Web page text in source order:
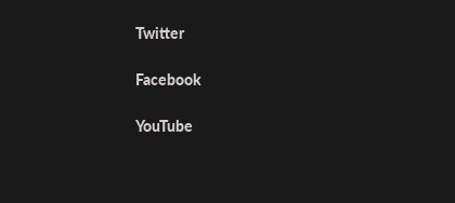
Twitter
Facebook
YouTube